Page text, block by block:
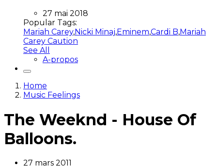
27 mai 2018
Popular Tags:
Mariah Carey,Nicki Minaj,Eminem,Cardi B,Mariah
Carey Caution
See All
A-propos
Home
Music Feelings
The Weeknd - House Of
Balloons.
27 mars 2011